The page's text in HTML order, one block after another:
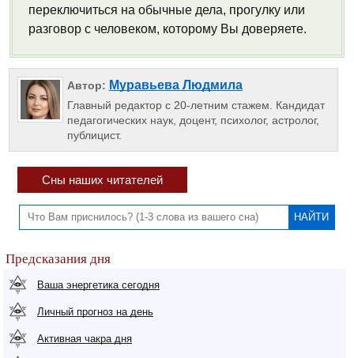
переключиться на обычные дела, прогулку или
разговор с человеком, которому Вы доверяете.
Автор: Муравьева Людмила
Главный редактор с 20-летним стажем. Кандидат
педагогических наук, доцент, психолог, астролог,
публицист.
Сны наших читателей
Предсказания дня
Ваша энергетика сегодня
Личный прогноз на день
Активная чакра дня